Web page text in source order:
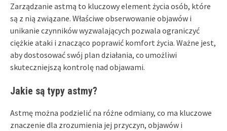
Zarządzanie astmą to kluczowy element życia osób, które
są z nią związane. Właściwe obserwowanie objawów i
unikanie czynników wyzwalających pozwala ograniczyć
ciężkie ataki i znacząco poprawić komfort życia. Ważne jest,
aby dostosować swój plan działania, co umożliwi
skuteczniejszą kontrolę nad objawami.
Jakie są typy astmy?
Astmę można podzielić na różne odmiany, co ma kluczowe
znaczenie dla zrozumienia jej przyczyn, objawów i